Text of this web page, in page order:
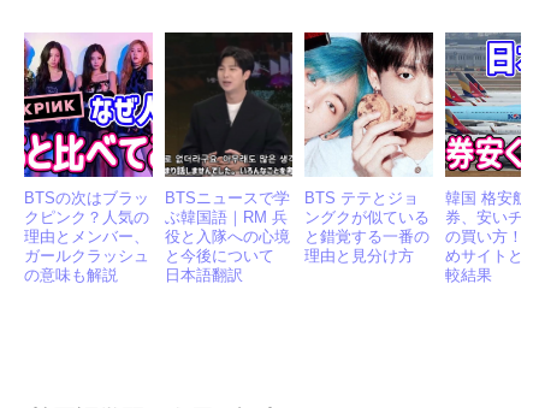
BTSの次はブラッ
クピンク？人気の
理由とメンバー、
ガールクラッシュ
の意味も解説
BTSニュースで学
ぶ韓国語｜RM 兵
役と入隊への心境
と今後について
日本語翻訳
BTS テテとジョ
ングクが似ている
と錯覚する一番の
理由と見分け方
韓国 格安航
券、安いチ
の買い方！
めサイトと
較結果